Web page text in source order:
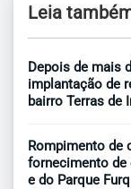
Leia
Depois de mais
implantação de
bairro Terras de
Rompimento de
fornecimento de
e do Parque